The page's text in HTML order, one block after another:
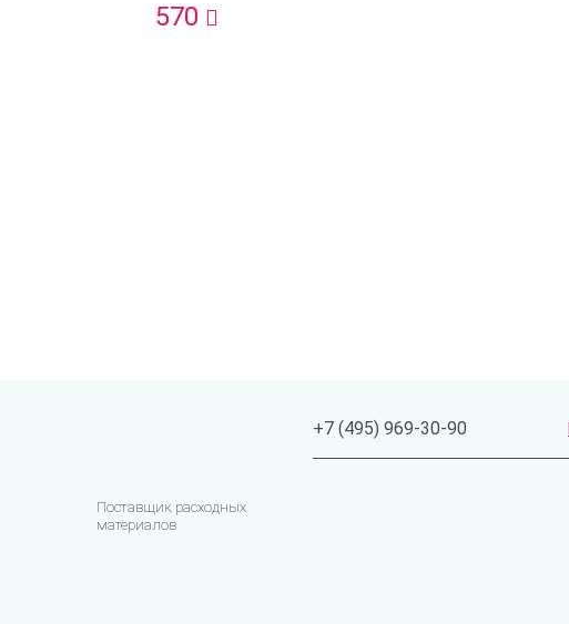
570
Поставщик расходных
материалов
+7 (495) 969-30-90